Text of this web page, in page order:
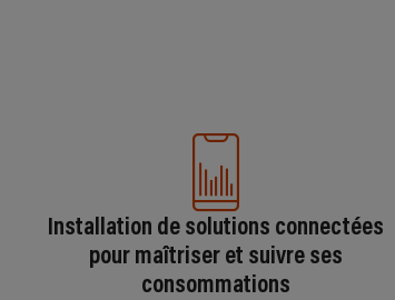
Installation de solutions connectées
pour maîtriser et suivre ses
consommations